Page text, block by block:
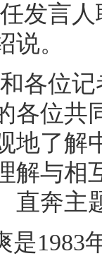
发言
说。
各位
各位共
地了解
解与相
直奔主
是1983